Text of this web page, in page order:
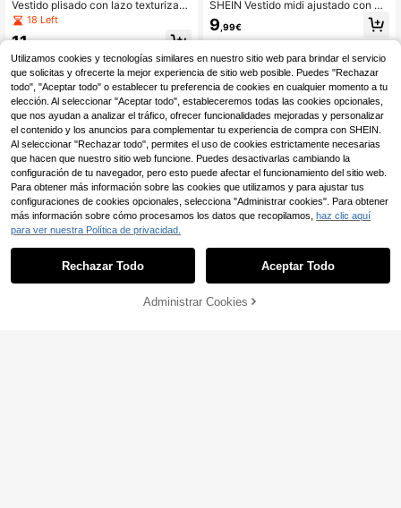
Vestido plisado con lazo texturizad
o para niña preadolescente, vestido
de fiesta de verano con mangas ab
ullonadas en azul bebé, conjunto c
asual versátil de primavera en azul
cielo claro de moda
18 Left
11,59€
SHEIN Vestido midi ajustado con es
tampado de lunares y lazo decorati
vo en la espalda, casual y versátil p
ara uso diario, para niña preadolesc
ente
9 ,99€
COMPRAR AHORA
Utilizamos cookies y tecnologías similares en nuestro sitio web para brindar el servicio
que solicitas y ofrecerte la mejor experiencia de sitio web posible. Puedes "Rechazar
todo", "Aceptar todo" o establecer tu preferencia de cookies en cualquier momento a tu
elección. Al seleccionar "Aceptar todo", estableceremos todas las cookies opcionales,
que nos ayudan a analizar el tráfico, ofrecer funcionalidades mejoradas y personalizar
el contenido y los anuncios para complementar tu experiencia de compra con SHEIN.
Al seleccionar "Rechazar todo", permites el uso de cookies estrictamente necesarias
que hacen que nuestro sitio web funcione. Puedes desactivarlas cambiando la
configuración de tu navegador, pero esto puede afectar el funcionamiento del sitio web.
Para obtener más información sobre las cookies que utilizamos y para ajustar tus
configuraciones de cookies opcionales, selecciona "Administrar cookies". Para obtener
más información sobre cómo procesamos los datos que recopilamos, haz clic aquí
para ver nuestra Política de privacidad.
Rechazar Todo Aceptar Todo
Administrar Cookies